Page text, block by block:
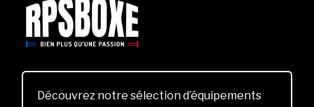
Découvrez notre sélection d’équipements